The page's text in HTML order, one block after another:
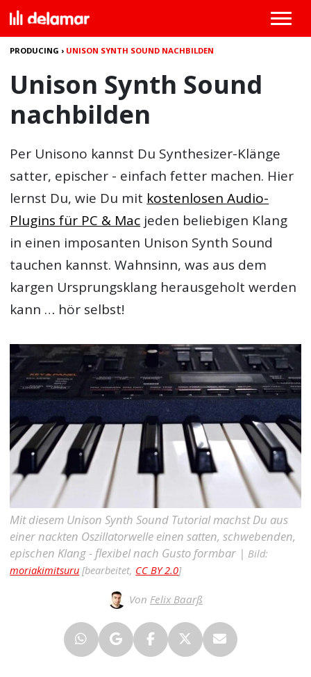
PRODUCING › UNISON SYNTH SOUND NACHBILDEN
Unison Synth Sound
nachbilden
Per Unisono kannst Du Synthesizer-Klänge
satter, epischer - einfach fetter machen. Hier
lernst Du, wie Du mit kostenlosen Audio-
Plugins für PC & Mac jeden beliebigen Klang
in einen imposanten Unison Synth Sound
tauchen kannst. Wahnsinn, was aus dem
kargen Ursprungsklang herausgeholt werden
kann … hör selbst!
Mit diesem Unison Synth Sound Tutorial machst Du aus
einer nackten Oszillatorwelle einen satten, schwebenden,
epischen Klang - flexibel nach Gusto formbar | Bild:
moriakimitsuru [bearbeitet, CC BY 2.0]
Von Felix Baarß